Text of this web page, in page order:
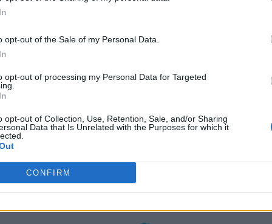
opt-out of the Sale of my Personal Data.
opt-out of processing my Personal Data for Targeted
opt-out of Collection, Use, Retention, Sale, and/or Sharing
Data that Is Unrelated with the Purposes for which it
CONFIRM
oznaczało, że będziemy świadkami srebrnych
wiadomo, kto wygra, aż do ostatniej walki drużynowej. W
Geekay zagrało dużo lepiej jako zespół, skupiając się
wicemistrzowie ligi arabskiej awansowali do półfinału.
dnia ćwierćfinałów EMEA
3:1 Nigma Galaxy